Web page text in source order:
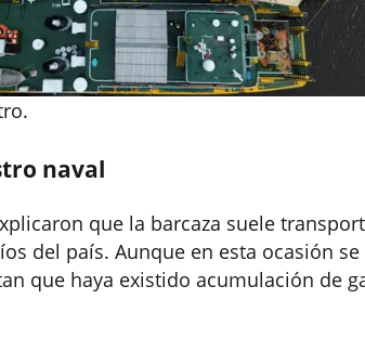
naval
que la barcaza suele
del país. Aunque en esta ocasión
que haya existido acumulación de